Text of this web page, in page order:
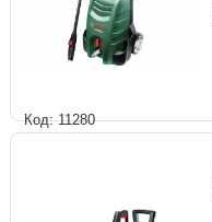
Код: 11280